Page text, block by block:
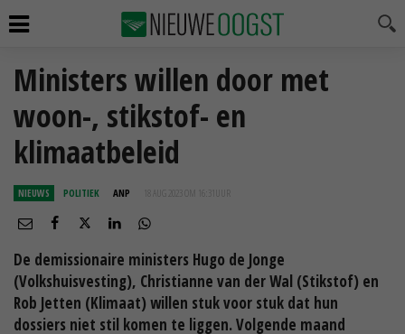
Ministers willen door met
woon-, stikstof- en
klimaatbeleid
NIEUWS POLITIEK ANP 18 AUG 2023 OM 16:31
De demissionaire ministers Hugo de Jonge
(Volkshuisvesting), Christianne van der Wal (Stikstof) en
Rob Jetten (Klimaat) willen stuk voor stuk dat hun
dossiers niet stil komen te liggen. Volgende maand